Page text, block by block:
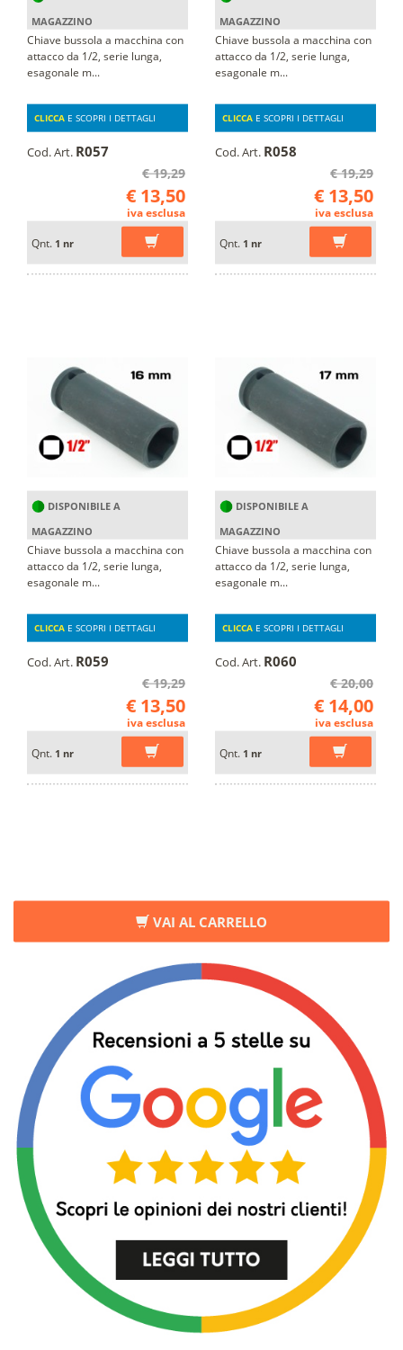
VAI AL CARRELLO
MAGAZZINO
Chiave bussola a macchina con
attacco da 1/2, serie lunga,
esagonale m...
CLICCA E SCOPRI I DETTAGLI
Cod. Art. R057
€ 19,29
€ 13,50
iva esclusa
Qnt. 1 nr
MAGAZZINO
Chiave bussola a macchina con
attacco da 1/2, serie lunga,
esagonale m...
CLICCA E SCOPRI I DETTAGLI
Cod. Art. R058
€ 19,29
€ 13,50
iva esclusa
Qnt. 1 nr
DISPONIBILE A
MAGAZZINO
Chiave bussola a macchina con
attacco da 1/2, serie lunga,
esagonale m...
CLICCA E SCOPRI I DETTAGLI
Cod. Art. R059
€ 19,29
€ 13,50
iva esclusa
Qnt. 1 nr
DISPONIBILE A
MAGAZZINO
Chiave bussola a macchina con
attacco da 1/2, serie lunga,
esagonale m...
CLICCA E SCOPRI I DETTAGLI
Cod. Art. R060
€ 20,00
€ 14,00
iva esclusa
Qnt. 1 nr